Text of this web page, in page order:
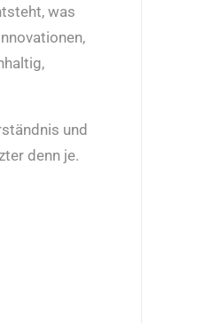
was
und
denn je.